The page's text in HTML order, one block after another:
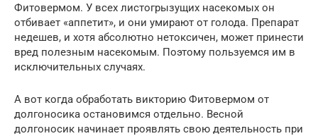
Фитовермом. У всех листогрызущих насекомых он
отбивает «аппетит», и они умирают от голода. Препарат
недешев, и хотя абсолютно нетоксичен, может принести
вред полезным насекомым. Поэтому пользуемся им в
исключительных случаях.
А вот когда обработать викторию Фитовермом от
долгоносика остановимся отдельно. Весной
долгоносик начинает проявлять свою деятельность при